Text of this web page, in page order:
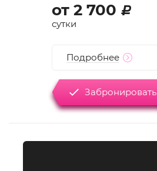
от 2 700 d
сутки
Подробнее
Забронировать